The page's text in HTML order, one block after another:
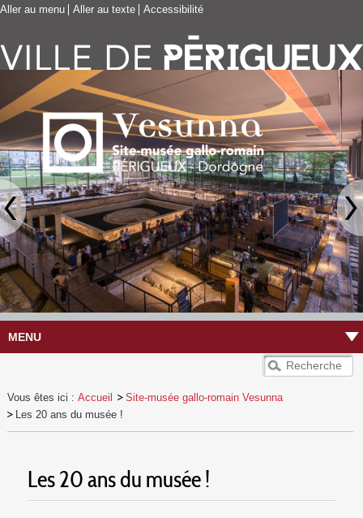
Aller au menu Aller au texte Accessibilité
MENU
VESUNNA
PUBLICS
RESSOURCES
Vous êtes ici : Accueil
Site-musée gallo-romain Vesunna
Les 20 ans du musée !
Les 20 ans du musée !